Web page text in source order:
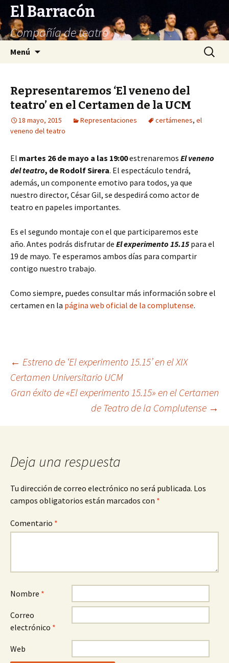
El Barracón
Compañía de teatro
Menú Buscar:
Representaremos ‘El veneno del
teatro’ en el Certamen de la UCM
18 mayo, 2015 Representaciones certámenes, el
veneno del teatro
El martes 26 de mayo a las 19:00estrenaremos El veneno
del teatro, de Rodolf Sirera. El espectáculo tendrá,
además, un componente emotivo para todos, ya que
nuestro director, César Gil, se despedirá como actor de
teatro en papeles importantes.
Es el segundo montaje con el que participaremos este
año. Antes podrás disfrutar de El experimento 15.15 para el
19 de mayo. Te esperamos ambos días para compartir
contigo nuestro trabajo.
Como siempre, puedes consultar más información sobre el
certamen en la página web oficial de la complutense.
Navegación
de
entradas
← Estreno de ‘El experimento 15.15’ en el XIX
Certamen Universitario UCM
Gran éxito de «El experimento 15.15» en el Certamen
de Teatro de la Complutense →
Deja una respuesta
Tu dirección de correo electrónico no será publicada. Los
campos obligatorios están marcados con *
Comentario *
Nombre *
Correo
electrónico *
Web